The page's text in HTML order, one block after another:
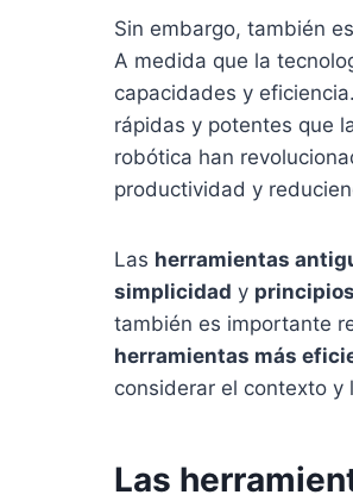
Sin embargo, también
A medida que la
capacidades y
rápidas y potentes que
robótica han
productividad y
Las herramientas
simplicidad y
también es importante
herramientas más
considerar el contexto y
Las